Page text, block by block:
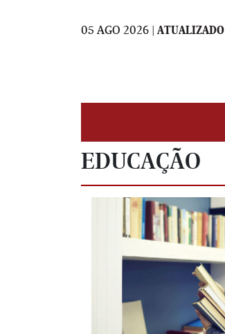
05 AGO 2026 | ATUALIZADO
EDUCAÇÃO